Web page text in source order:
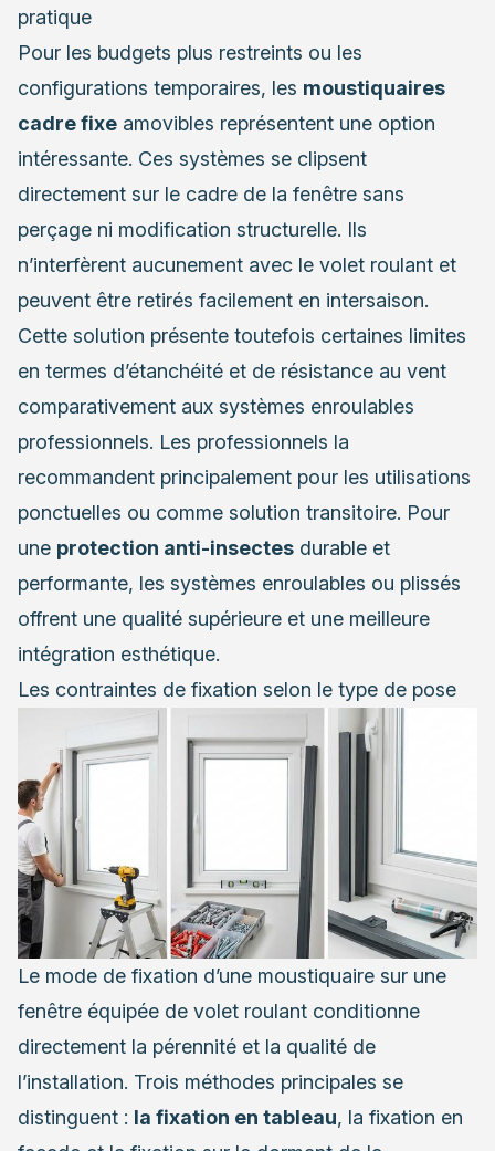
pratique
Pour les budgets plus restreints ou les
configurations temporaires, les moustiquaires
cadre fixe amovibles représentent une option
intéressante. Ces systèmes se clipsent
directement sur le cadre de la fenêtre sans
perçage ni modification structurelle. Ils
n’interfèrent aucunement avec le volet roulant et
peuvent être retirés facilement en intersaison.
Cette solution présente toutefois certaines limites
en termes d’étanchéité et de résistance au vent
comparativement aux systèmes enroulables
professionnels. Les professionnels la
recommandent principalement pour les utilisations
ponctuelles ou comme solution transitoire. Pour
une protection anti-insectes durable et
performante, les systèmes enroulables ou plissés
offrent une qualité supérieure et une meilleure
intégration esthétique.
Les contraintes de fixation selon le type de pose
Le mode de fixation d’une moustiquaire sur une
fenêtre équipée de volet roulant conditionne
directement la pérennité et la qualité de
l’installation. Trois méthodes principales se
distinguent : la fixation en tableau, la fixation en